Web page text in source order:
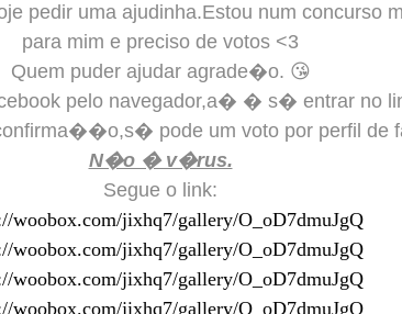
pedir uma ajudinha.Estou num concurso
para mim e preciso de votos <3
Quem puder ajudar agrade�o. 😘
pelo navegador,a� � s� entrar no
pode um voto por perfil de
N�o � v�rus.
Segue o link:
woobox.com/jixhq7/gallery/O_oD7dmuJgQ
woobox.com/jixhq7/gallery/O_oD7dmuJgQ
woobox.com/jixhq7/gallery/O_oD7dmuJgQ
woobox.com/jixhq7/gallery/O_oD7dmuJgQ